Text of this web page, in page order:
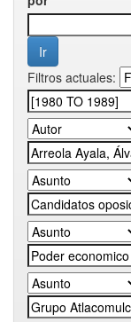
Filtros actuales: